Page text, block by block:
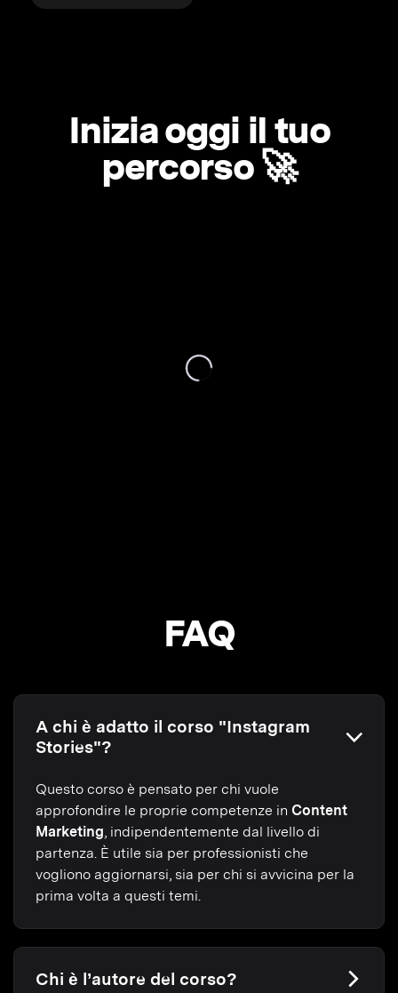
Inizia oggi il tuo
percorso 🚀
FAQ
A chi è adatto il corso "Instagram
Stories"?
Questo corso è pensato per chi vuole
approfondire le proprie competenze in Content
Marketing , indipendentemente dal livello di
partenza. È utile sia per professionisti che
vogliono aggiornarsi, sia per chi si avvicina per la
prima volta a questi temi.
Chi è l’autore del corso?